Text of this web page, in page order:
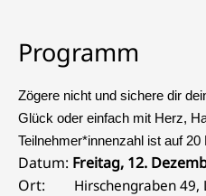
Programm
Zögere nicht und sichere dir
Glück oder einfach mit Herz,
Teilnehmer*innenzahl ist auf 20
Datum: Freitag, 12.
Ort: Hirschengraben 49,